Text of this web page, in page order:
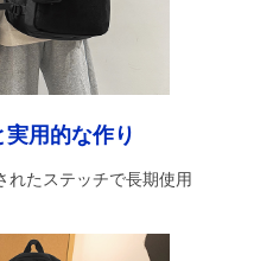
用的な作り
れたステッチで長期使用